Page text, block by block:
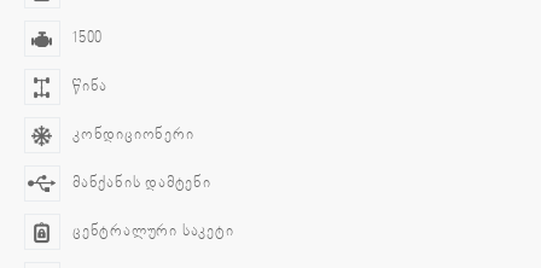
1500
წინა
კონდიციონერი
მანქანის დამტენი
ცენტრალური საკეტი